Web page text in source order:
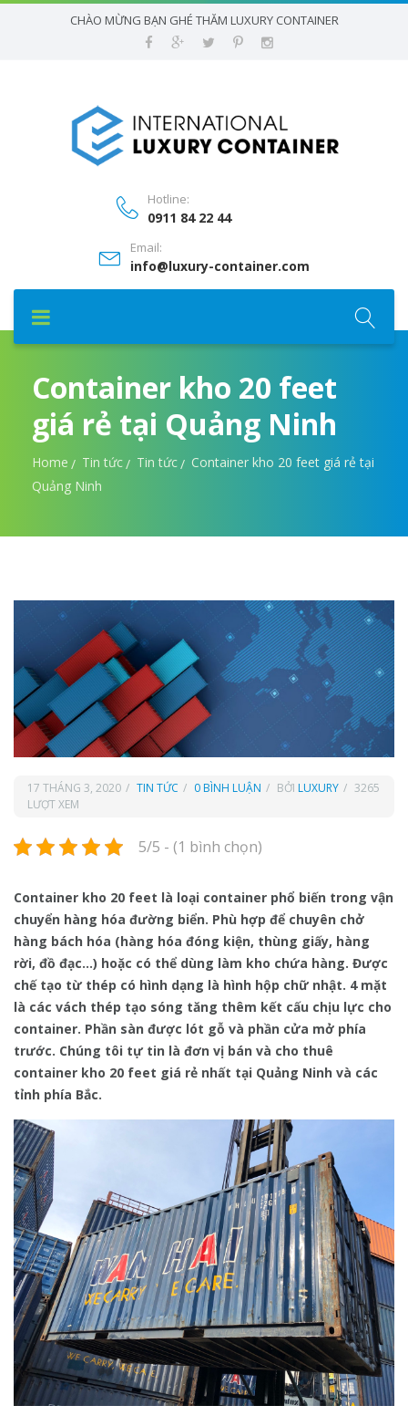
CHÀO MỪNG BẠN GHÉ THĂM LUXURY CONTAINER
Hotline:
0911 84 22 44
Email:
info@luxury-container.com
Container kho 20 feet
giá rẻ tại Quảng Ninh
Home Tin tức Tin tức
Container kho 20 feet giá rẻ tại
Quảng Ninh
17 THÁNG 3, 2020 TIN TỨC 0 BÌNH LUẬN BỞI LUXURY
3265
LƯỢT XEM
5/5 - (1 bình chọn)
Container kho 20 feet là loại container phổ biến trong vận
chuyển hàng hóa đường biển. Phù hợp để chuyên chở
hàng bách hóa (hàng hóa đóng kiện, thùng giấy, hàng
rời, đồ đạc…) hoặc có thể dùng làm kho chứa hàng. Được
chế tạo từ thép có hình dạng là hình hộp chữ nhật. 4 mặt
là các vách thép tạo sóng tăng thêm kết cấu chịu lực cho
container. Phần sàn được lót gỗ và phần cửa mở phía
trước. Chúng tôi tự tin là đơn vị bán và cho thuê
container kho 20 feet giá rẻ nhất tại Quảng Ninh và các
tỉnh phía Bắc.